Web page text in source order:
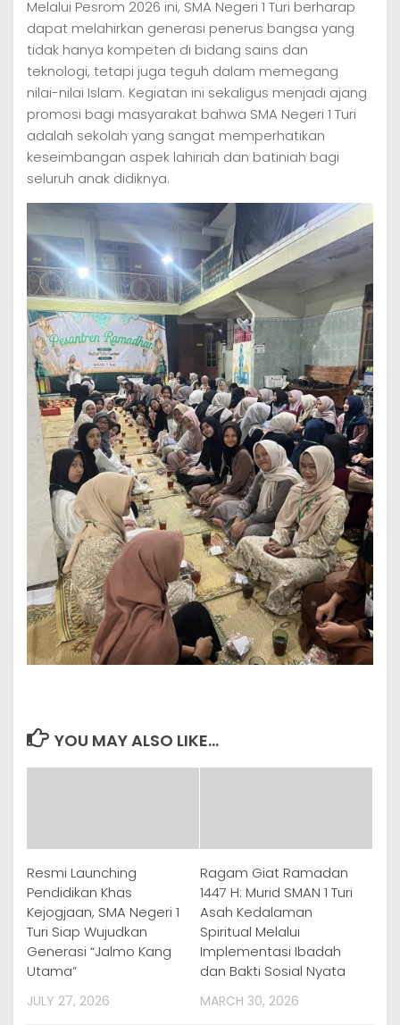
Melalui Pesrom 2026 ini, SMA Negeri 1 Turi berharap
dapat melahirkan generasi penerus bangsa yang
tidak hanya kompeten di bidang sains dan
teknologi, tetapi juga teguh dalam memegang
nilai-nilai Islam. Kegiatan ini sekaligus menjadi ajang
promosi bagi masyarakat bahwa SMA Negeri 1 Turi
adalah sekolah yang sangat memperhatikan
keseimbangan aspek lahiriah dan batiniah bagi
seluruh anak didiknya.
YOU MAY ALSO LIKE...
Resmi Launching
Pendidikan Khas
Kejogjaan, SMA Negeri 1
Turi Siap Wujudkan
Generasi “Jalmo Kang
Utama”
JULY 27, 2026
Ragam Giat Ramadan
1447 H: Murid SMAN 1 Turi
Asah Kedalaman
Spiritual Melalui
Implementasi Ibadah
dan Bakti Sosial Nyata
MARCH 30, 2026